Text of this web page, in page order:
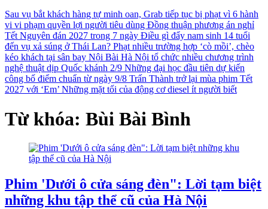
Sau vụ bắt khách hàng tự minh oan, Grab tiếp tục bị phạt vì 6 hành
vi vi phạm quyền lợi người tiêu dùng Đồng thuận phương án nghỉ
Tết Nguyên đán 2027 trong 7 ngày Điều gì đẩy nam sinh 14 tuổi
đến vụ xả súng ở Thái Lan? Phạt nhiều trường hợp ‘cò mồi’, chèo
kéo khách tại sân bay Nội Bài Hà Nội tổ chức nhiều chương trình
nghệ thuật dịp Quốc khánh 2/9 Những đại học đầu tiên dự kiến
công bố điểm chuẩn từ ngày 9/8 Trấn Thành trở lại mùa phim Tết
2027 với ‘Em’ Những mặt tối của động cơ diesel ít người biết
Từ khóa: Bùi Bài Bình
Phim 'Dưới ô cửa sáng đèn": Lời tạm biệt
những khu tập thể cũ của Hà Nội